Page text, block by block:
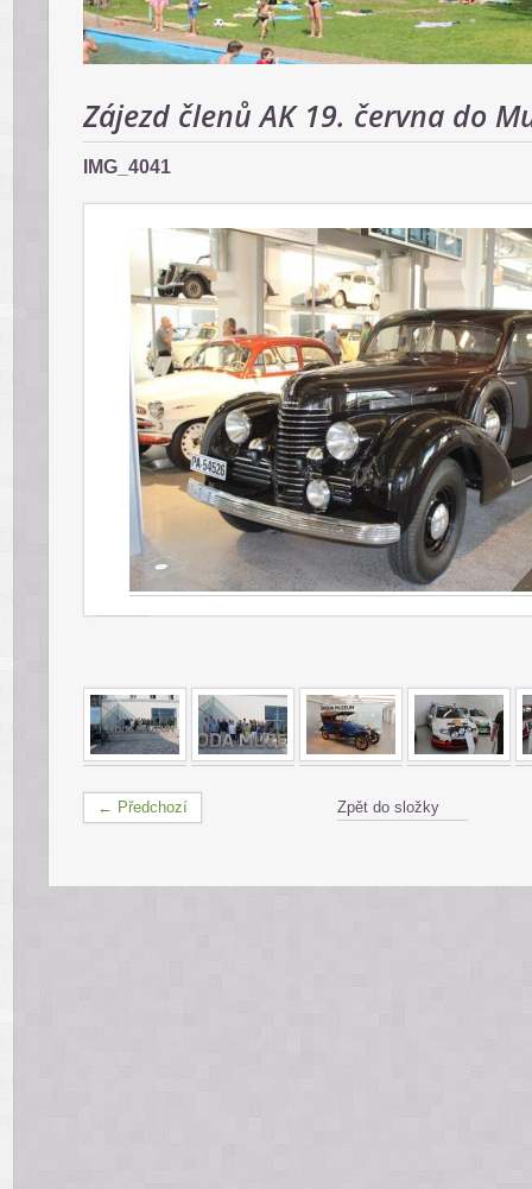
Zájezd členů AK 19. června do
IMG_4041
← Předchozí Zpět do složky